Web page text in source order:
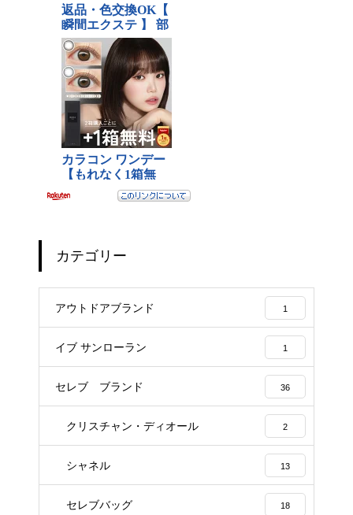
カテゴリー
アウトドアブランド 1
イブ サンローラン 1
セレブ ブランド 36
クリスチャン・ディオール 2
シャネル 13
セレブバッグ 18